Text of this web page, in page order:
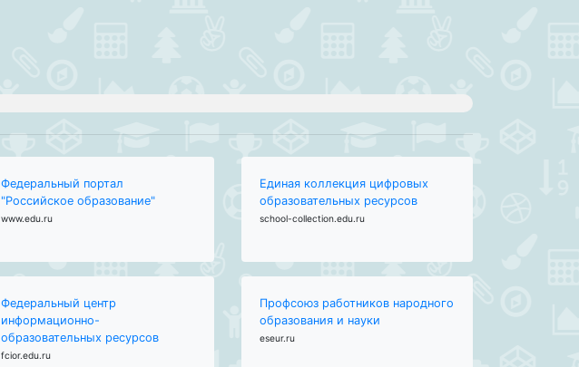
Федеральный портал
"Российское образование"
www.edu.ru
Единая коллекция цифровых
образовательных ресурсов
school-collection.edu.ru
Федеральный центр
информационно-
образовательных ресурсов
fcior.edu.ru
Профсоюз работников народного
образования и науки
eseur.ru